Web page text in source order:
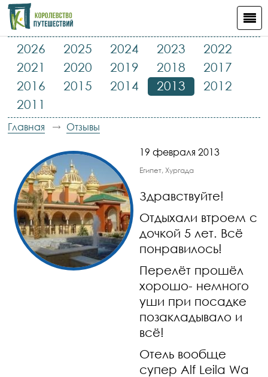
2026 2025 2024 2023
2022
2021
2020 2019 2018
2017
2016
2015 2014 2013
2012
2011
Главная Отзывы
19 февраля 2013
Египет, Хургада
Здравствуйте!
Отдыхали втроем с
дочкой 5 лет. Всё
понравилось!
Перелёт прошёл
хорошо- немного
уши при посадке
позакладывало и
всё!
Отель вообще
супер Alf Leila Wa